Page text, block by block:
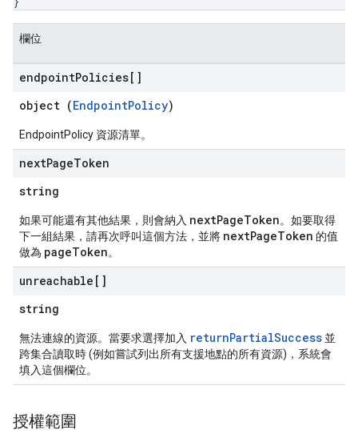
欄位
endpointPolicies[]
object (EndpointPolicy)
EndpointPolicy 資源清單。
nextPageToken
string
如果可能還有其他結果，則會納入 nextPageToken。如要取得
下一組結果，請再次呼叫這個方法，並將 nextPageToken 的值
做為 pageToken。
unreachable[]
string
無法連線的資源。當要求選擇加入 returnPartialSuccess 並
跨集合讀取時 (例如嘗試列出所有支援地點的所有資源)，系統會
填入這個欄位。
授權範圍